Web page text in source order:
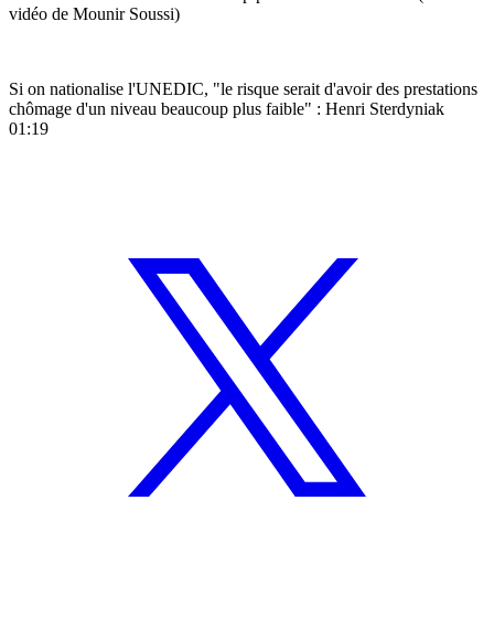
vidéo de Mounir Soussi)
Si on nationalise l'UNEDIC, "le risque serait d'avoir des prestations
chômage d'un niveau beaucoup plus faible" : Henri Sterdyniak
01:19